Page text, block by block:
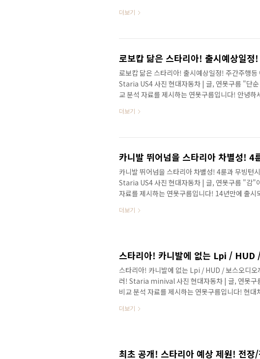
포착되었습니다. 오래 기다리셨는데 빠르게 보시
장 핫한 차량이 될 것 같은 차량 중에 한 대는 현
더보기
로보캅 닮은 스타리아! 출시예상일정! 주간주행
Staria US4 사진 현대자동차 | 글, 연못구름 "단
교 분석 자료를 제시하는 연못구름입니다! 안녕
의 최신 소식을 알려드리겠습니다. # 세부적인 내
정말 빠르죠? 스타리아와 관련해서 아직 못 보신
더보기
카니발 뛰어넘을 스타리아 차별성! 4륜과 무빙
Staria US4 사진 현대자동차 | 글, 연못구름 "감"
자료를 제시하는 연못구름입니다! 14년만에 출
담고 있는 영상으로 보시길 추천합니다.​ 안녕하세
더보기
스타리아! 카니발에 없는 Lpi / HUD / 보스오디
러! Staria minival 사진 현대자동차 | 글, 연못구
비교 분석 자료를 제시하는 연못구름입니다! 현
될 것 같습니다! 이렇다면 카니발과 한판 해볼만하
더보기